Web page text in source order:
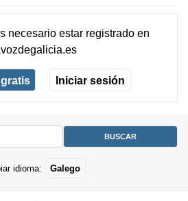
necesario estar registradoen
Iniciar sesión
idioma: Galego